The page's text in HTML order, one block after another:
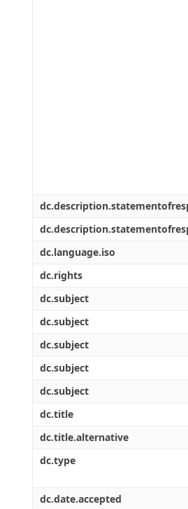
dc.language.iso
dc.rights
dc.subject
dc.subject
dc.subject
dc.subject
dc.subject
dc.title
dc.title.alternative
dc.type
dc.date.accepted